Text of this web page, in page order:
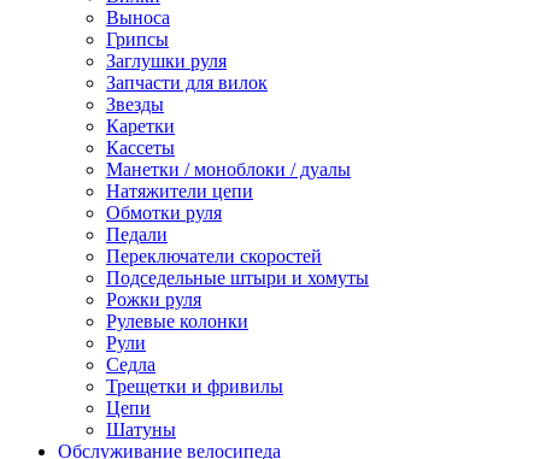
Выноса
Грипсы
Заглушки руля
Запчасти для вилок
Звезды
Каретки
Кассеты
Манетки / моноблоки / дуалы
Натяжители цепи
Обмотки руля
Педали
Переключатели скоростей
Подседельные штыри и хомуты
Рожки руля
Рулевые колонки
Рули
Седла
Трещетки и фривилы
Цепи
Шатуны
Обслуживание велосипеда